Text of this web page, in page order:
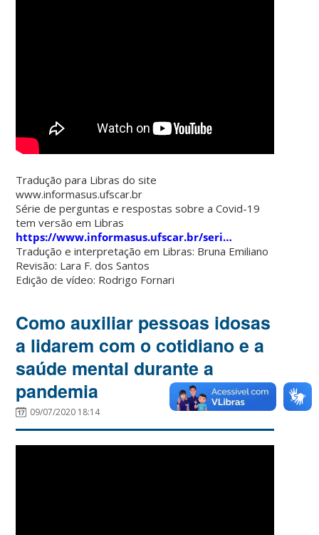
Tradução para Libras do site
www.informasus.ufscar.br
Série de perguntas e respostas sobre a Covid-19
tem versão em Libras
https://www.informasus.ufscar.br/seri…
Tradução e interpretação em Libras: Bruna Emiliano
Revisão: Lara F. dos Santos
Edição de vídeo: Rodrigo Fornari
Como auxiliar pessoas idosas
a lidarem com o cotidiano e a
saúde mental durante a
pandemia
09/07/2020 18:14